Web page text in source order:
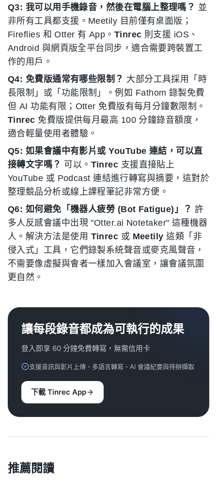
Q3: 我可以用手機錄音，然後在電腦上整理嗎？ 並
非所有工具都支援。Meetily 目前僅有桌面版；
Fireflies 和 Otter 有 App。 Tinrec 則支援 iOS、
Android 與網頁版全平台同步，適合需要跨裝置工
作的用戶。
Q4: 免費版通常有哪些限制？ 大部分工具採用「時
長限制」或「功能限制」。例如 Fathom 錄製免費
但 AI 功能有限；Otter 免費版有每月分鐘數限制。
Tinrec 免費版提供每月最高 100 分鐘錄音額度，
適合輕量使用者體驗。
Q5: 如果會議中有影片或 YouTube 連結，可以直
接轉文字嗎？ 可以。 Tinrec 支援直接貼上
YouTube 或 Podcast 連結進行轉寫與摘要，這對於
整理競品分析或線上課程筆記非常方便。
Q6: 如何避免「機器人疲勞 (Bot Fatigue)」？ 許
多人反感會議中出現 "Otter.ai Notetaker" 這種機器
人。解決方法是使用 Tinrec 或 Meetily 這類「非
侵入式」工具，它們錄製系統聲音或麥克風聲音，
不需要像虛擬與會者一樣加入會議室，讓會議氛圍
更自然。
讓每段錄音都成為可執行的成果
登入即享 60 分鐘免費轉寫，無需信用卡
支援音訊與影片上傳、多語言轉寫、AI 會議紀要與待辦擷取
下載 Tinrec App
推薦閱讀